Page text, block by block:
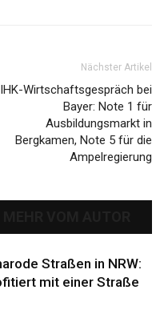
Nächster Artikel
IHK-Wirtschaftsgespräch bei
Bayer: Note 1 für
Ausbildungsmarkt in
Bergkamen, Note 5 für die
Ampelregierung
Straßen in NRW:
mit einer Straße